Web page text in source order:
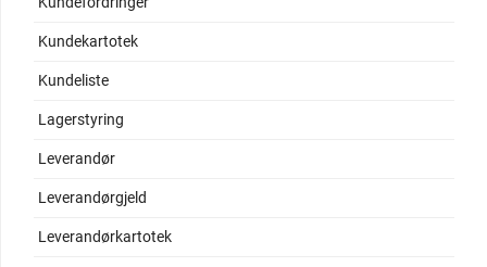
Kundekartotek
Kundeliste
Lagerstyring
Leverandør
Leverandørgjeld
Leverandørkartotek